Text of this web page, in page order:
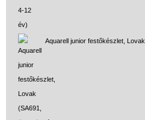
Aquarell junior festőkészlet, Lovak